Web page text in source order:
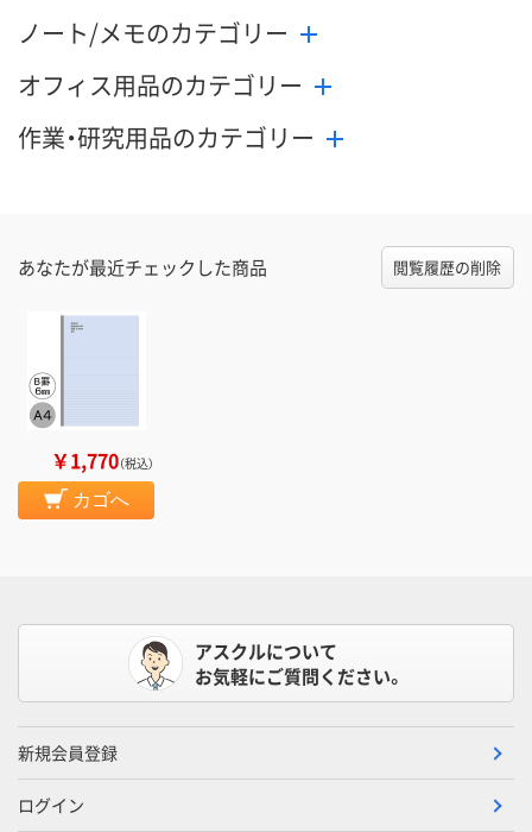
ノート/メモのカテゴリー
オフィス用品のカテゴリー
作業・研究用品のカテゴリー
あなたが最近チェックした商品 閲覧履歴の削除
￥1,770（税込）
カゴへ
アスクルについて
お気軽にご質問ください。
新規会員登録
ログイン